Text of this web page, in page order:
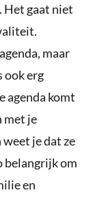
Het gaat niet
maar
ook erg
agenda komt
met je
je dat ze
belangrijk om
en